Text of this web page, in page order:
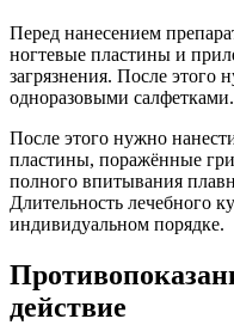
Перед нанесением
ногтевые пластины и
загрязнения. После этого
одноразовыми салфетками.
После этого нужно
пластины, поражённые
полного впитывания
Длительность лечебного
индивидуальном порядке.
действие